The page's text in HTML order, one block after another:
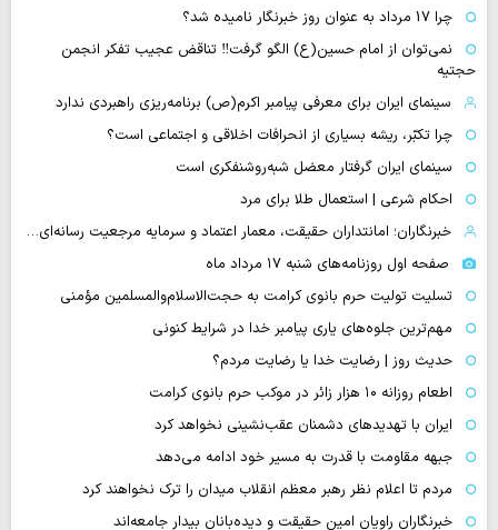
چرا 17 مرداد به عنوان روز خبرنگار نامیده شد؟
نمی‌توان از امام حسین(ع) الگو گرفت‼ تناقض عجیب تفکر انجمن
حجتیه
سینمای ایران برای معرفی پیامبر اکرم(ص) برنامه‌ریزی راهبردی ندارد
چرا تکبّر، ریشه بسیاری از انحرافات اخلاقی و اجتماعی است؟
سینمای ایران گرفتار معضل شبه‌روشنفکری است
احکام شرعی | استعمال طلا برای مرد
خبرنگاران؛ امانتداران حقیقت، معمار اعتماد و سرمایه مرجعیت رسانه‌ای…
صفحه اول روزنامه‌های شنبه ۱۷ مرداد ماه
تسلیت تولیت حرم بانوی کرامت به حجت‌الاسلام‌والمسلمین مؤمنی
مهم‌ترین جلوه‌های یاری پیامبر خدا در شرایط کنونی
حدیث روز | رضایت خدا یا رضایت مردم؟
اطعام روزانه ۱۰ هزار زائر در موکب حرم بانوی کرامت
ایران با تهدیدهای دشمنان عقب‌نشینی نخواهد کرد
جبهه مقاومت با قدرت به مسیر خود ادامه می‌دهد
مردم تا اعلام نظر رهبر معظم انقلاب میدان را ترک نخواهند کرد
خبرنگاران راویان امین حقیقت و دیده‌بانان بیدار جامعه‌اند